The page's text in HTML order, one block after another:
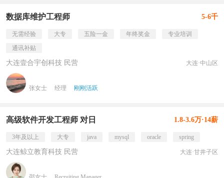
数据库维护工程师 5-6千
无需经验 大专 五险一金 年终奖金
专业培训
通讯补贴
大连壹合宇创科技 民营 大连·中山区
张女士 经理 刚刚活跃
高级软件开发工程师 对日 1.8-3.6万·14薪
3年及以上 大专 java mysql oracle spring
大连鲸立教育科技 民营 大连·甘井子区